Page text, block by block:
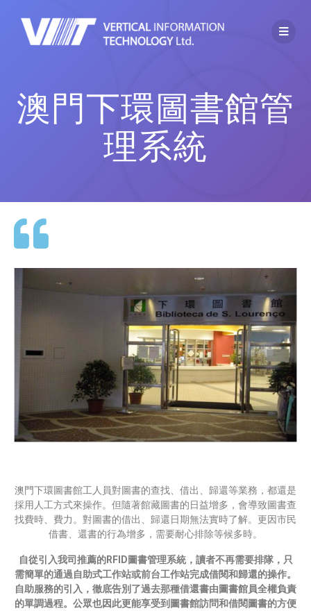
澳門下環圖書館管
理系統
澳門下環圖書館工人員對圖書的查找、借出、歸還等業務，都還是
採用人工方式來操作。但隨著館藏圖書的日益增多，會導致圖書查
找費時、費力。對圖書的借出、歸還日期無法實時了解。更因市民
借書、還書的行為增多，需要耐心排除等候多時。
自從引入我司推薦的RFID圖書管理系統，讀者不再需要排隊，只
需簡單的通過自助式工作站或前台工作站完成借閱和歸還的操作。
自助服務的引入，徹底告別了過去那種借還書由圖書館員全權負責
的單調過程。公眾也因此更能享受到圖書館訪問和借閱圖書的方便